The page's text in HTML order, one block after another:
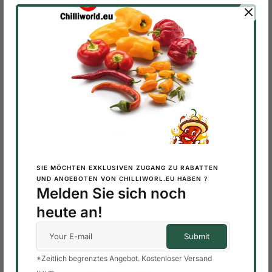
SIE MÖCHTEN EXKLUSIVEN ZUGANG ZU RABATTEN
UND ANGEBOTEN VON CHILLIWORL.EU HABEN ?
Melden Sie sich noch
heute an!
*Zeitlich begrenztes Angebot. Kostenloser Versand
Product Categories Slider
AJI CHARAPITA CHILI
48 PRODUCTS
Top rated products
Habanero Chocolate – Frische
Chilischoten, Schokoladenbraun
Chilischoten, Schokoladenbraun
€
Habanero Chocolate – Frische
Chilischoten, Schokoladenbraun
19,99
Habanero Chocolate – Frische